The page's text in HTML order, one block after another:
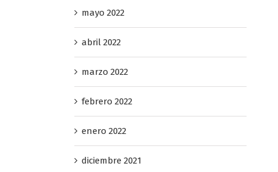
mayo 2022
abril 2022
marzo 2022
febrero 2022
enero 2022
diciembre 2021